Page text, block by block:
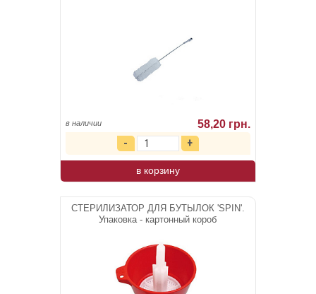
в наличии 58,20 грн.
в корзину
СТЕРИЛИЗАТОР ДЛЯ БУТЫЛОК 'SPIN'.
Упаковка - картонный короб